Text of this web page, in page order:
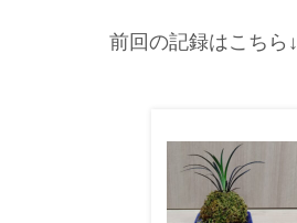
前回の記録はこちら↓